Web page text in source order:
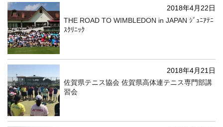
2018年4月22日
THE ROAD TO WIMBLEDON in JAPAN ｼﾞｭﾆｱﾃﾆ
ｽｸﾘﾆｯｸ
2018年4月21日
佐賀県テニス協会 佐賀県高体連テニス専門部講
習会